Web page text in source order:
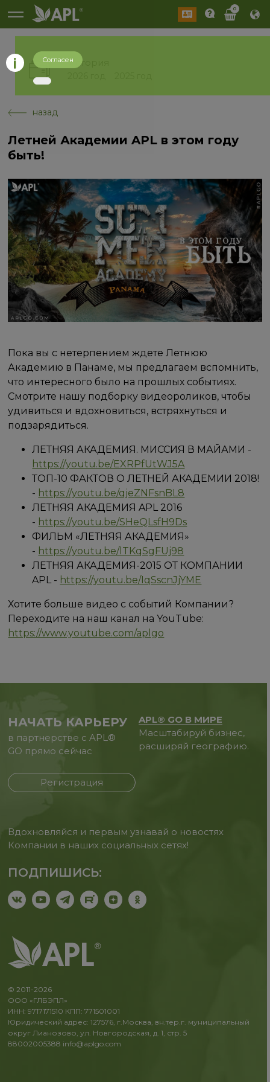
0
История
назад
Летней Академии APL в этом году
быть!
Пока вы с нетерпением ждете Летнюю
Академию в Панаме, мы предлагаем вспомнить,
что интересного было на прошлых событиях.
Смотрите нашу подборку видеороликов, чтобы
удивиться и вдохновиться, встряхнуться и
подзарядиться.
ЛЕТНЯЯ АКАДЕМИЯ. МИССИЯ В МАЙАМИ -
https://youtu.be/EXRPfUtWJ5A
ТОП-10 ФАКТОВ О ЛЕТНЕЙ АКАДЕМИИ 2018!
- https://youtu.be/qjeZNFsnBL8
ЛЕТНЯЯ АКАДЕМИЯ APL 2016
- https://youtu.be/SHeQLsfH9Ds
ФИЛЬМ «ЛЕТНЯЯ АКАДЕМИЯ»
- https://youtu.be/lTKqSgFUj98
ЛЕТНЯЯ АКАДЕМИЯ-2015 ОТ КОМПАНИИ
APL - https://youtu.be/IqSscnJjYME
Хотите больше видео с событий Компании?
Переходите на наш канал на YouTube:
https://www.youtube.com/aplgo
НАЧАТЬ КАРЬЕРУ
в партнерстве с APL®
GO прямо сейчас
Регистрация
APL® GO В МИРЕ
Масштабируй бизнес,
расширяй географию.
Вдохновляйся и первым узнавай о новостях
Компании в наших социальных сетях!
ПОДПИШИСЬ:
© 2011-2026
ООО «ГЛБЭПЛ»
ИНН: 9717171510 КПП: 771501001
Юридический адрес: 127576, г.Москва, вн.тер.г. муниципальный
округ Лианозово, ул. Новгородская, д. 1, стр. 5
88002005388 info@aplgo.com
Согласен